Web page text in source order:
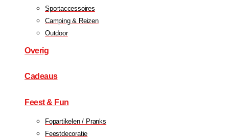
Sportaccessoires
Camping & Reizen
Outdoor
Overig
Cadeaus
Feest & Fun
Fopartikelen / Pranks
Feestdecoratie